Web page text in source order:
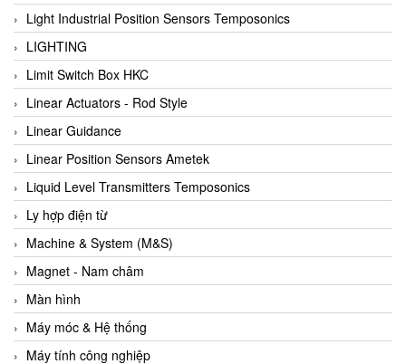
Auto Flow
Automatic valve
Aventics
Avproglobal
Axiomtek
AZBIL
B&C Electronics
B&R
Babcok wilcox
Baelz Automatic Vietnam
Bahr Modultechnik Vietnam
Balluff
BamBo Vietnam
Light Industrial Position Sensors Temposonics
LIGHTING
Limit Switch Box HKC
Linear Actuators - Rod Style
Linear Guidance
Linear Position Sensors Ametek
Liquid Level Transmitters Temposonics
Ly hợp điện từ
Machine & System (M&S)
Magnet - Nam châm
Màn hình
Máy móc & Hệ thống
Máy tính công nghiệp